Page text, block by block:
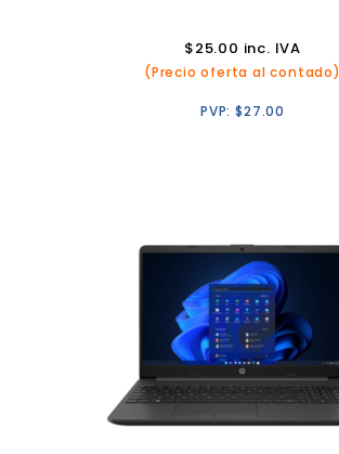
$25.00 inc. IVA
(Precio oferta al contado)
PVP:$27.00